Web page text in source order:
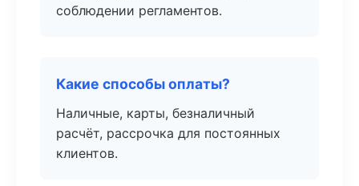
соблюдении регламентов.
Какие способы оплаты?
Наличные, карты, безналичный
расчёт, рассрочка для постоянных
клиентов.